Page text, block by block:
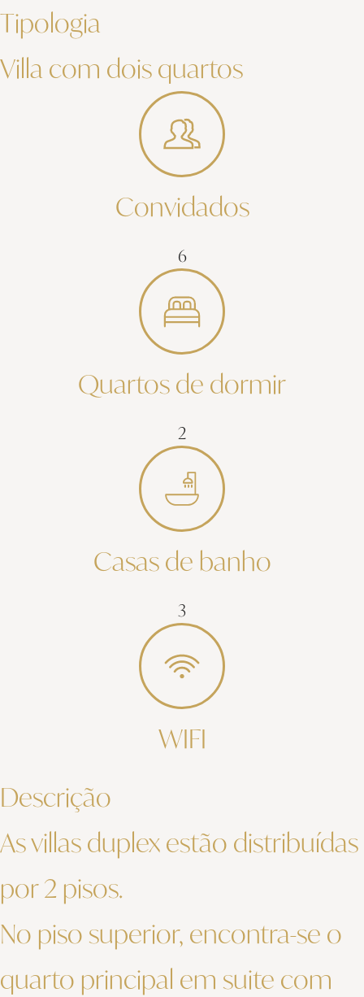
Tipologia
Villa com dois quartos
Convidados
6
Quartos de dormir
2
Casas de banho
3
WIFI
Descrição
As villas duplex estão distribuídas
por 2 pisos.
No piso superior, encontra-se o
quarto principal em suite com